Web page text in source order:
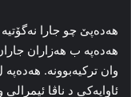
ھەدەپێ چو جارا
ھەدەپە ب هه‌زاران جاران
وان ترکیه‌بوونه‌.
ئاوایه‌کی د ناڤا